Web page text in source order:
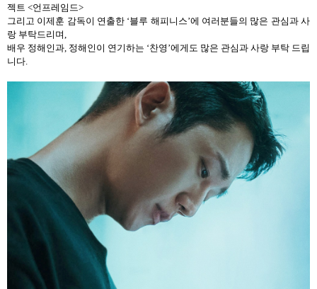
젝트 <언프레임드>
그리고 이제훈 감독이 연출한 ‘블루 해피니스’에 여러분들의 많은 관심과 사
랑 부탁드리며,
배우 정해인과, 정해인이 연기하는 ‘찬영 ’에게도 많은 관심과 사랑 부탁 드립
니다.